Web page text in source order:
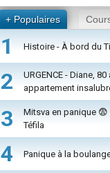
+ Populaires
1 Histoire - À bord du
2
URGENCE - Diane,
appartement
3
Mitsva en panique 😨
Téfila
4 Panique à la